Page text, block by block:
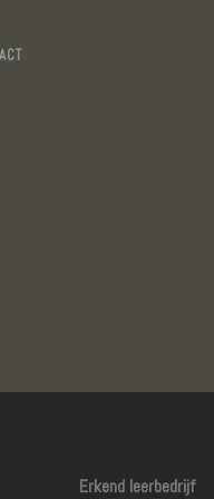
Erkend leerbedrijf